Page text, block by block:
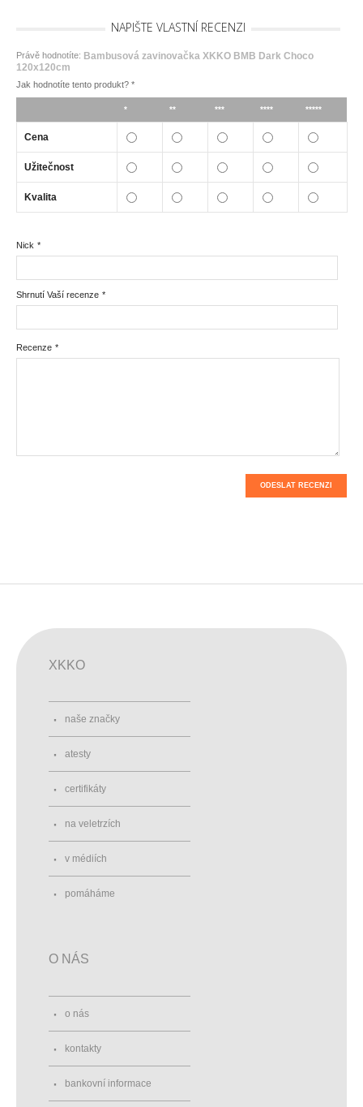
NAPIŠTE VLASTNÍ RECENZI
Právě hodnotíte: Bambusová zavinovačka XKKO BMB Dark Choco
120x120cm
Jak hodnotíte tento produkt? *
* ** *** **** *****
Cena
Užitečnost
Kvalita
*
Nick
*
Shrnutí Vaší recenze
*
Recenze
ODESLAT RECENZI
XKKO
naše značky
atesty
certifikáty
na veletrzích
v médiích
pomáháme
O NÁS
o nás
kontakty
bankovní informace